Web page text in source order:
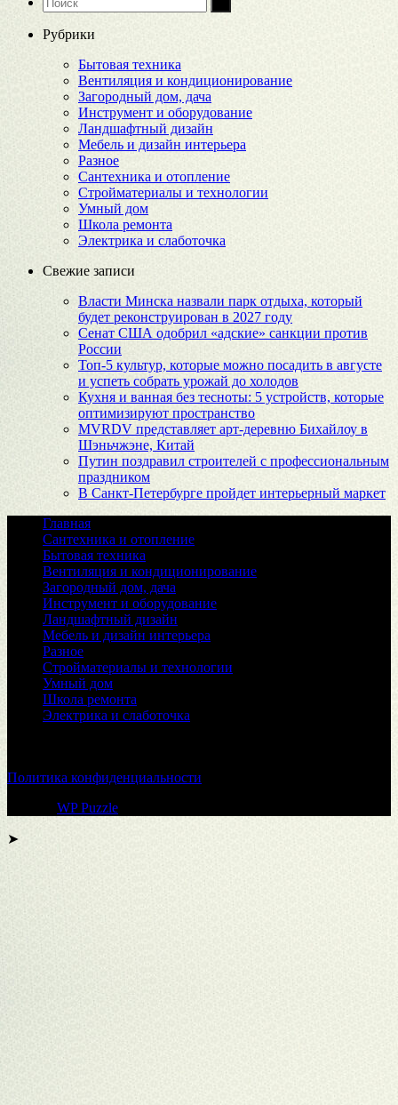
Рубрики
Бытовая техника
Вентиляция и кондиционирование
Загородный дом, дача
Инструмент и оборудование
Ландшафтный дизайн
Мебель и дизайн интерьера
Разное
Сантехника и отопление
Стройматериалы и технологии
Умный дом
Школа ремонта
Электрика и слаботочка
Свежие записи
Власти Минска назвали парк отдыха, который
будет реконструирован в 2027 году
Сенат США одобрил «адские» санкции против
России
Топ-5 культур, которые можно посадить в августе
и успеть собрать урожай до холодов
Кухня и ванная без тесноты: 5 устройств, которые
оптимизируют пространство
MVRDV представляет арт-деревню Бихайлоу в
Шэньчжэне, Китай
Путин поздравил строителей с профессиональным
праздником
В Санкт-Петербурге пройдет интерьерный маркет
Главная
Сантехника и отопление
Бытовая техника
Вентиляция и кондиционирование
Загородный дом, дача
Инструмент и оборудование
Ландшафтный дизайн
Мебель и дизайн интерьера
Разное
Стройматериалы и технологии
Умный дом
Школа ремонта
Электрика и слаботочка
Политика конфиденциальности
WP Puzzle
➤